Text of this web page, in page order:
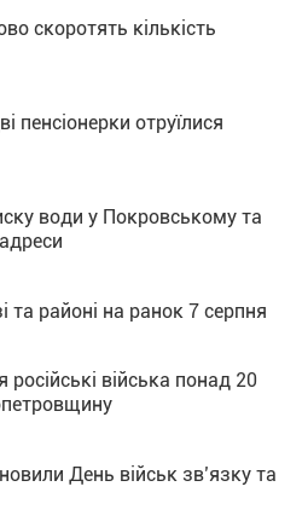
скоротять кількість
пенсіонерки отруїлися
води у Покровському та
та районі на ранок 7 серпня
російські війська понад 20
День військ зв’язку та